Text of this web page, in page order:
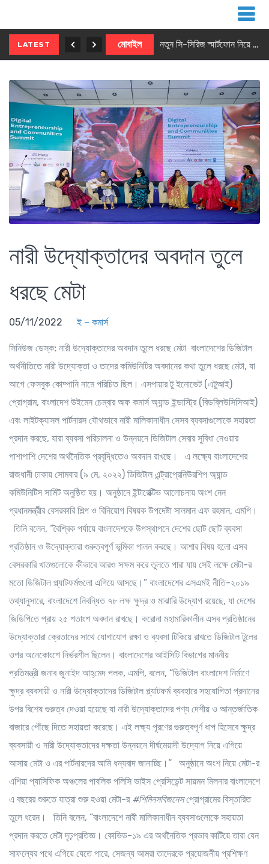
LATEST মোবাইল নতুন সি-সিরিজ স্মার্টফোন নিয়ে আসছে রিয়েলমি
নারী উদ্যোক্তাদের অবদান তুলে
ধরছে মেটা
05/11/2022 ই – কমার্স
সিনিউজ ডেস্ক: নারী উদ্যোক্তাদের অবদান তুলে ধরছে মেটা বাংলাদেশের ডিজিটাল
অর্থনীতিতে নারী উদ্যোক্তা ও তাদের কমিউনিটির অবদানের কথা তুলে ধরছে মেটা, যা
আগে ফেসবুক কোম্পানি নামে পরিচিত ছিল। এসপায়ার টু ইনোভেট (এটুআই)
প্রোগ্রাম, বাংলাদেশ উইমেন চেম্বার অফ কমার্স অ্যান্ড ইন্ডাস্ট্রি (বিডব্লিউসিসিআই)
এবং লাইটক্যাসল পার্টনারস যৌথভাবে নারী মালিকানাধীন সেসব ব্যবসাগুলোকে সহায়তা
প্রদান করছে, যারা ব্যবসা পরিচালনা ও উন্নয়নে ডিজিটাল সেবার সুবিধা নেওয়ার
পাশাপাশি দেশের অর্থনৈতিক প্রবৃদ্ধিতেও অবদান রাখছে। এ লক্ষ্যে বাংলাদেশের
রাজধানী ঢাকায় সোমবার (৯ মে, ২০২২) ডিজিটাল এন্ট্রাপ্রেনিউরশিপ অ্যান্ড
কমিউনিটিস সামিট অনুষ্ঠিত হয়। অনুষ্ঠানে ইন্টারেক্টিভ আলোচনায় অংশ নেন
প্রধানমন্ত্রীর বেসরকারি শিল্প ও বিনিয়োগ বিষয়ক উপদেষ্টা সালমান এফ রহমান, এমপি।
তিনি বলেন, “বৈশ্বিক পর্যায়ে বাংলাদেশকে উপস্থাপনে দেশের ছোট ছোট ব্যবসা
প্রতিষ্ঠান ও উদ্যোক্তারা গুরুত্বপূর্ণ ভূমিকা পালন করছে। আশার বিষয় হলো এসব
বেসরকারি খাতগুলোকে কীভাবে আরও সক্ষম করে তুলতে পারা যায় সেই লক্ষে মেটা-র
মতো ডিজিটাল প্ল্যাটফর্মগুলো এগিয়ে আসছে।” বাংলাদেশের এসএমই নীতি-২০১৯
তথ্যানুসারে, বাংলাদেশে নিবন্ধিত ৭৮ লক্ষ ক্ষুদ্র ও মাঝারি উদ্যোগ রয়েছে, যা দেশের
জিডিপিতে প্রায় ২৫ শতাংশ অবদান রাখছে। করোনা মহামারিকালীন এসব প্রতিষ্ঠানের
উদ্যোক্তারা ক্রেতাদের সাথে যোগাযোগ রক্ষা ও ব্যবসা টিকিয়ে রাখতে ডিজিটাল টুলের
ওপর অনেকোংশে নির্ভরশীল ছিলেন। বাংলাদেশের আইসিটি বিভাগের মাননীয়
প্রতিমন্ত্রী জনাব জুনাইদ আহ্‌মেদ পলক, এমপি, বলেন, “ডিজিটাল বাংলাদেশ নির্মাণে
ক্ষুদ্র ব্যবসায়ী ও নারী উদ্যোক্তাদের ডিজিটাল প্ল্যাটফর্ম ব্যবহারে সহযোগিতা প্রদানের
উপর বিশেষ গুরুত্ব দেওয়া হয়েছে যা নারী উদ্যোক্তাদের পণ্য দেশীয় ও আন্তর্জাতিক
বাজারে পৌঁছে দিতে সহায়তা করেছে। এই লক্ষ্য পূরণের গুরুত্বপূর্ণ ধাপ হিসেবে ক্ষুদ্র
ব্যবসায়ী ও নারী উদ্যোক্তাদের দক্ষতা উন্নয়নে দীর্ঘমেয়াদী উদ্যোগ নিয়ে এগিয়ে
আসায় মেটা ও এর পার্টনারদের আমি ধন্যবাদ জানাচ্ছি।” অনুষ্ঠানে অংশ নিয়ে মেটা-র
এশিয়া প্যাসিফিক অঞ্চলের পাবলিক পলিসি ভাইস প্রেসিডেন্ট সায়মন মিলনার বাংলাদেশে
এ বছরের শুরুতে যাত্রা শুরু হওয়া মেটা-র #শিমিনসবিজনেসপ্রোগ্রামের বিস্তারিত
তুলে ধরেন। তিনি বলেন, “বাংলাদেশে নারী মালিকানাধীন ব্যবসাগুলোকে সহায়তা
প্রদান করতে মেটা দৃঢ়প্রতিজ্ঞ। কোভিড-১৯ এর অর্থনৈতিক প্রভাব কাটিয়ে তারা যেন
সাফল্যের পথে এগিয়ে যেতে পারে, সেজন্য আমরা তাদেরকে প্রয়োজনীয় প্রশিক্ষণ